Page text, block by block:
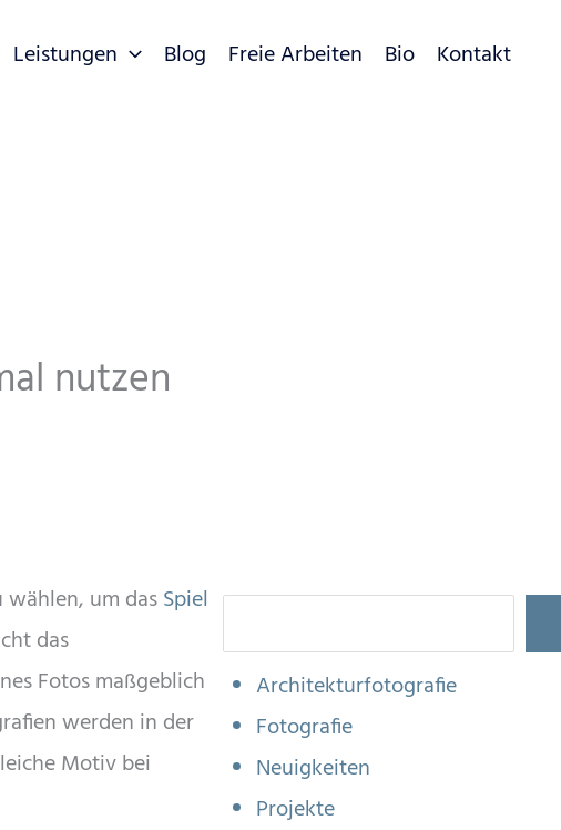
Leistungen Blog Freie Arbeiten Bio Kontakt
nutzen
um dasSpiel
das
Fotos maßgeblich
werden in der
Motiv bei
Architekturfotografie
Fotografie
Neuigkeiten
Projekte